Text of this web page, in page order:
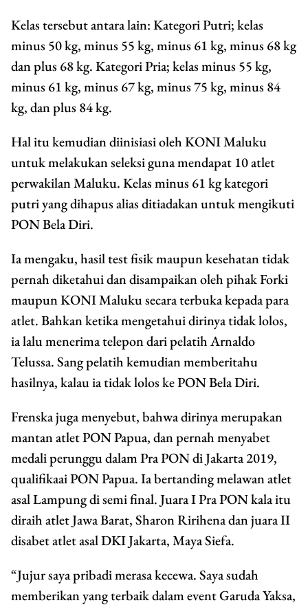
Kelas tersebut antara lain: Kategori Putri; kelas
minus 50 kg, minus 55 kg, minus 61 kg, minus 68 kg
dan plus 68 kg. Kategori Pria; kelas minus 55 kg,
minus 61 kg, minus 67 kg, minus 75 kg, minus 84
kg, dan plus 84 kg.
Hal itu kemudian diinisiasi oleh KONI Maluku
untuk melakukan seleksi guna mendapat 10 atlet
perwakilan Maluku. Kelas minus 61 kg kategori
putri yang dihapus alias ditiadakan untuk mengikuti
PON Bela Diri.
Ia mengaku, hasil test fisik maupun kesehatan tidak
pernah diketahui dan disampaikan oleh pihak Forki
maupun KONI Maluku secara terbuka kepada para
atlet. Bahkan ketika mengetahui dirinya tidak lolos,
ia lalu menerima telepon dari pelatih Arnaldo
Telussa. Sang pelatih kemudian memberitahu
hasilnya, kalau ia tidak lolos ke PON Bela Diri.
Frenska juga menyebut, bahwa dirinya merupakan
mantan atlet PON Papua, dan pernah menyabet
medali perunggu dalam Pra PON di Jakarta 2019,
qualifikaai PON Papua. Ia bertanding melawan atlet
asal Lampung di semi final. Juara I Pra PON kala itu
diraih atlet Jawa Barat, Sharon Ririhena dan juara II
disabet atlet asal DKI Jakarta, Maya Siefa.
“Jujur saya pribadi merasa kecewa. Saya sudah
memberikan yang terbaik dalam event Garuda Yaksa,